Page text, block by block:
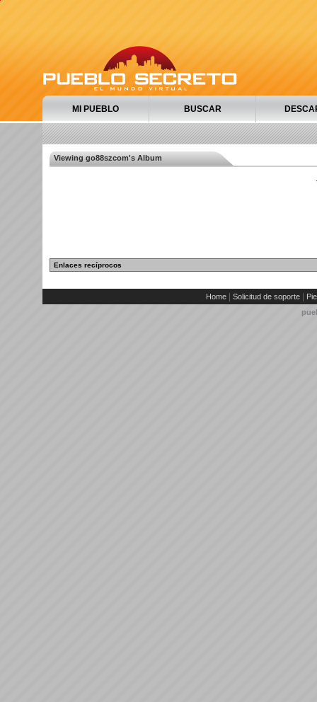
MI PUEBLO BUSCAR
Viewing go88szcom's Album
Enlaces recíprocos
Home Solicitud de soporte